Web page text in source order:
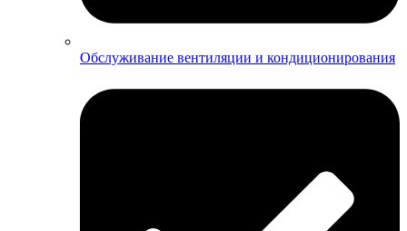
Обслуживание вентиляции и кондиционирования